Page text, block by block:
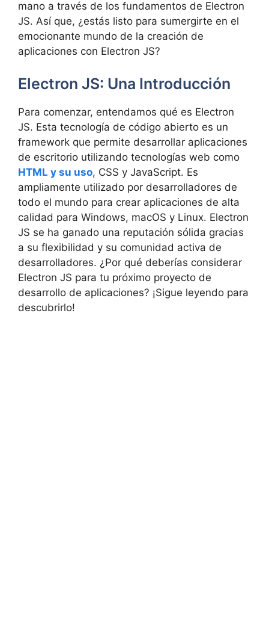
mano a través de los fundamentos de Electron
JS. Así que, ¿estás listo para sumergirte en el
emocionante mundo de la creación de
aplicaciones con Electron JS?
Electron JS: Una Introducción
Para comenzar, entendamos qué es Electron
JS. Esta tecnología de código abierto es un
framework que permite desarrollar aplicaciones
de escritorio utilizando tecnologías web como
HTML y su uso, CSS y JavaScript. Es
ampliamente utilizado por desarrolladores de
todo el mundo para crear aplicaciones de alta
calidad para Windows, macOS y Linux. Electron
JS se ha ganado una reputación sólida gracias
a su flexibilidad y su comunidad activa de
desarrolladores. ¿Por qué deberías considerar
Electron JS para tu próximo proyecto de
desarrollo de aplicaciones? ¡Sigue leyendo para
descubrirlo!